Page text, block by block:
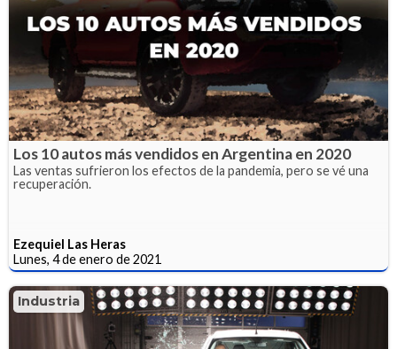
Los 10 autos más vendidos en Argentina en 2020
Las ventas sufrieron los efectos de la pandemia, pero se vé una
recuperación.
Ezequiel Las Heras
Lunes, 4 de enero de 2021
Industria